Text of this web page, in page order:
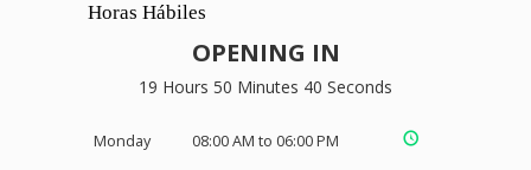
Horas Hábiles
OPENING IN
19 Hours 50 Minutes 40 Seconds
Monday 08:00 AM to 06:00 PM